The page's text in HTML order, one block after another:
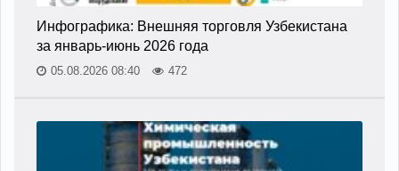
Инфографика: Внешняя торговля Узбекистана
за январь-июнь 2026 года
05.08.2026 08:40 472